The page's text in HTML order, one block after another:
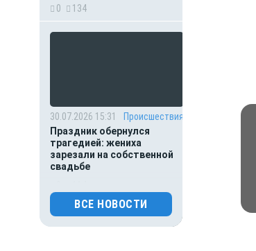
0
134
30.07.2026 15:31
Происшествия
Праздник обернулся
трагедией: жениха
зарезали на собственной
свадьбе
ВСЕ НОВОСТИ